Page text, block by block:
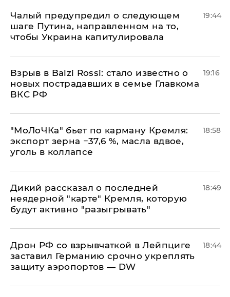
Чалый предупредил о следующем
шаге Путина, направленном на то,
чтобы Украина капитулировала
19:44
Взрыв в Balzi Rossi: стало известно о
новых пострадавших в семье Главкома
ВКС РФ
19:16
​"МоЛоЧКа" бьет по карману Кремля:
экспорт зерна −37,6 %, масла вдвое,
уголь в коллапсе
18:58
Дикий рассказал о последней
неядерной "карте" Кремля, которую
будут активно "разыгрывать"
18:49
​Дрон РФ со взрывчаткой в Лейпциге
заставил Германию срочно укреплять
защиту аэропортов — DW
18:44